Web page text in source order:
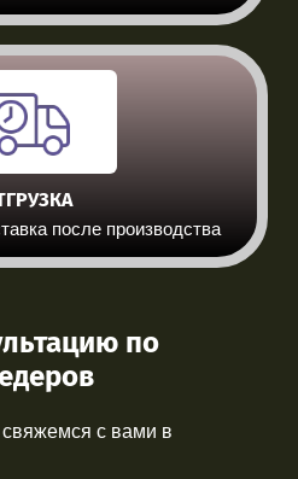
после производства
по
с вами в